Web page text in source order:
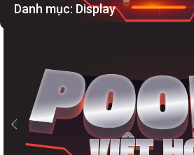
Danh mục: Display